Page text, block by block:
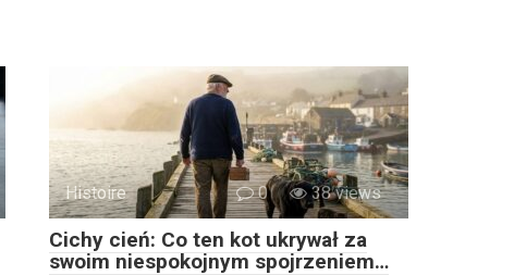
Histoire 0 38 views
Cichy cień: Co ten kot ukrywał za
swoim niespokojnym spojrzeniem…